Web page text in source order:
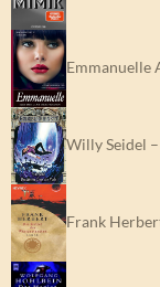
Emmanuelle
Willy Seidel
Frank